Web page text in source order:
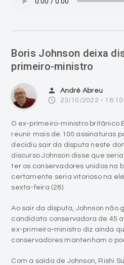
Boris Johnson deixa
primeiro-ministro
person André Abreu
access_time 23/10/2022 - 18:10
O ex-primeiro-ministro britânico
reunir mais de 100 assinaturas
decidiu sair da disputa neste
discurso Johnson disse que
ter os conservadores unidos na
certamente seria vitorioso na
sexta-feira (28).
Ao sair da disputa, Johnson não
candidata conservadora de 45
ex-primeiro-ministro diz ainda
conservadores mantenham o
Com a saída de Johnson, Rishi